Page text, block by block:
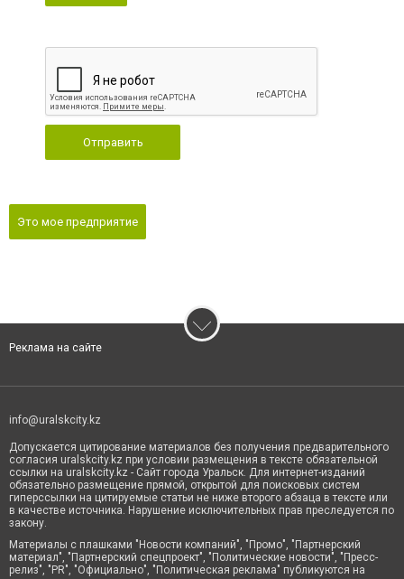
Отправить
Это мое предприятие
Реклама на сайте
info@uralskcity.kz
Допускается цитирование материалов без получения предварительного
согласия uralskcity.kz при условии размещения в тексте обязательной
ссылки на uralskcity.kz - Сайт города Уральск. Для интернет-изданий
обязательно размещение прямой, открытой для поисковых систем
гиперссылки на цитируемые статьи не ниже второго абзаца в тексте или
в качестве источника. Нарушение исключительных прав преследуется по
закону.
Материалы с плашками "Новости компаний", "Промо", "Партнерский
материал", "Партнерский спецпроект", "Политические новости", "Пресс-
релиз", "PR", "Официально", "Политическая реклама" публикуются на